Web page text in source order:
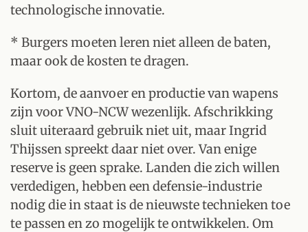
technologische innovatie.
* Burgers moeten leren niet alleen de baten,
maar ook de kosten te dragen.
Kortom, de aanvoer en productie van wapens
zijn voor VNO-NCW wezenlijk. Afschrikking
sluit uiteraard gebruik niet uit, maar Ingrid
Thijssen spreekt daar niet over. Van enige
reserve is geen sprake. Landen die zich willen
verdedigen, hebben een defensie-industrie
nodig die in staat is de nieuwste technieken toe
te passen en zo mogelijk te ontwikkelen. Om